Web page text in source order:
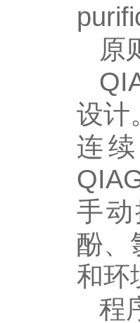
原
设计
连
手
酚、
和环
程